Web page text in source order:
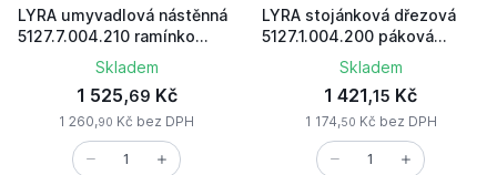
LYRA umyvadlová nástěnná
5127.7.004.210 ramínko
210mm chrom
Skladem
1 525,69 Kč
1 260,90 Kč bez DPH
LYRA stojánková dřezová
5127.1.004.200 páková
Skladem
1 421,15 Kč
1 174,50 Kč bez DPH